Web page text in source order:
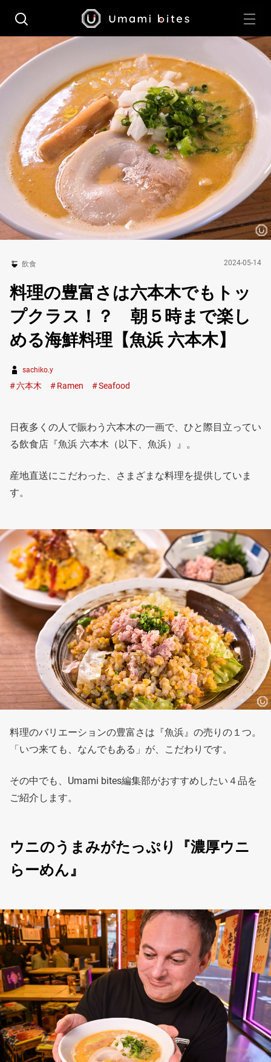
飲食 2024-05-14
料理の豊富さは六本木でもトッ
プクラス！？ 朝５時まで楽し
める海鮮料理【魚浜 六本木】
sachiko.y
六本木 Ramen Seafood
日夜多くの人で賑わう六本木の一画で、ひと際目立ってい
る飲食店『魚浜 六本木（以下、魚浜）』。
産地直送にこだわった、さまざまな料理を提供していま
す。
料理のバリエーションの豊富さは『魚浜』の売りの１つ。
「いつ来ても、なんでもある」が、こだわりです。
その中でも、Umami bites編集部がおすすめしたい４品を
ご紹介します。
ウニのうまみがたっぷり『濃厚ウニ
らーめん』